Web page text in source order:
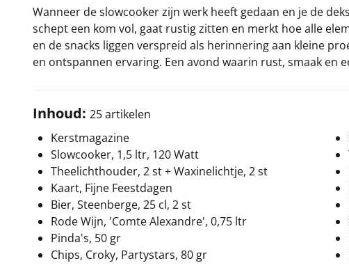
Wanneer de slowcooker zijn werk heeft gedaan en je de
schept een kom vol, gaat rustig zitten en merkt hoe alle
en de snacks liggen verspreid als herinnering aan kleine
en ontspannen ervaring. Een avond waarin rust, smaak
Inhoud: 25 artikelen
Kerstmagazine
Slowcooker, 1,5 ltr, 120 Watt
Theelichthouder, 2 st + Waxinelichtje, 2 st
Kaart, Fijne Feestdagen
Bier, Steenberge, 25 cl, 2 st
Rode Wijn, 'Comte Alexandre', 0,75 ltr
Pinda's, 50 gr
Chips, Croky, Partystars, 80 gr